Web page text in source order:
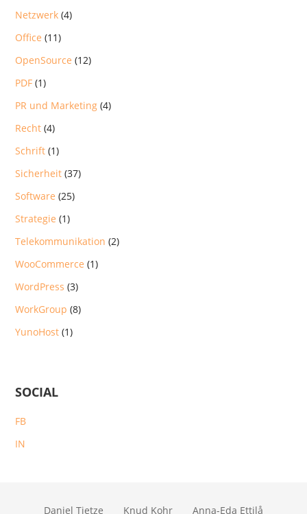
Netzwerk (4)
Office (11)
OpenSource (12)
PDF (1)
PR und Marketing (4)
Recht (4)
Schrift (1)
Sicherheit (37)
Software (25)
Strategie (1)
Telekommunikation (2)
WooCommerce (1)
WordPress (3)
WorkGroup (8)
YunoHost (1)
SOCIAL
FB
IN
Daniel Tietze Knud Kohr Anna-Eda Ettilå